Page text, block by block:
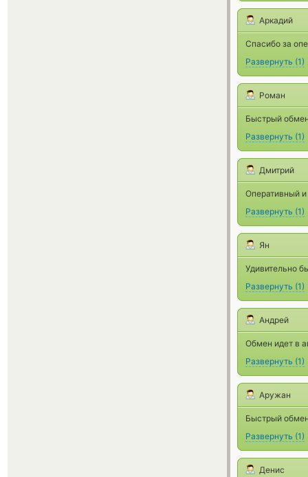
Аркадий
Спасибо за
Развернуть (1)
Роман
Быстрый
Развернуть (1)
Дмитрий
Оперативный
Развернуть (1)
Ян
Удивительно
Развернуть (1)
Андрей
Обмен идет в
Развернуть (1)
Аружан
Быстрый
Развернуть (1)
Денис